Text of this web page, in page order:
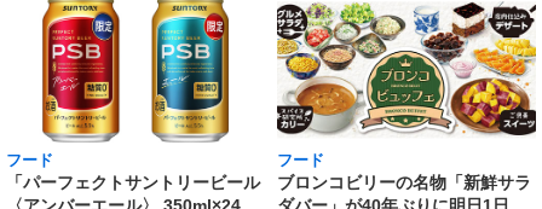
フード
「パーフェクトサントリービール
フード
ブロンコビリーの名物「新鮮サラ